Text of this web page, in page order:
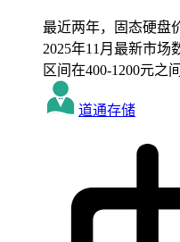
最近两年，固态硬盘
2025年11月最新市场
区间在400-1200元之
道通存储